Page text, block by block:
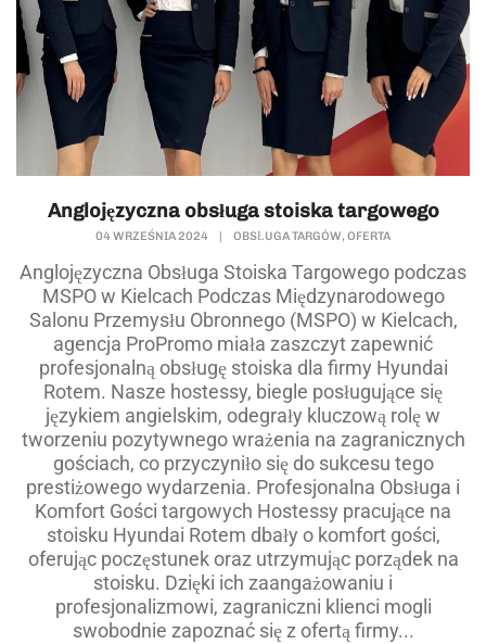
Anglojęzyczna obsługa stoiska targowego
04 WRZEŚNIA 2024 OBSŁUGA TARGÓW, OFERTA
Anglojęzyczna Obsługa Stoiska Targowego podczas
MSPO w Kielcach Podczas Międzynarodowego
Salonu Przemysłu Obronnego (MSPO) w Kielcach,
agencja ProPromo miała zaszczyt zapewnić
profesjonalną obsługę stoiska dla firmy Hyundai
Rotem. Nasze hostessy, biegle posługujące się
językiem angielskim, odegrały kluczową rolę w
tworzeniu pozytywnego wrażenia na zagranicznych
gościach, co przyczyniło się do sukcesu tego
prestiżowego wydarzenia. Profesjonalna Obsługa i
Komfort Gości targowych Hostessy pracujące na
stoisku Hyundai Rotem dbały o komfort gości,
oferując poczęstunek oraz utrzymując porządek na
stoisku. Dzięki ich zaangażowaniu i
profesjonalizmowi, zagraniczni klienci mogli
swobodnie zapoznać się z ofertą firmy...